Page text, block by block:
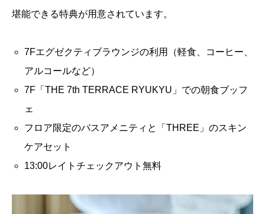
堪能できる特典が用意されています。
7Fエグゼクティブラウンジの利用（軽食、コーヒー、
アルコールなど）
7F「THE 7th TERRACE RYUKYU」での朝食ブッフ
ェ
フロア限定のバスアメニティと「THREE」のスキン
ケアセット
13:00レイトチェックアウト無料